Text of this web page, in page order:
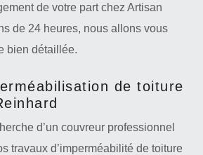
de votre part chez Artisan
de 24 heures, nous allons vous
bien détaillée.
de toiture
d’un couvreur professionnel
travaux d’imperméabilité de toiture